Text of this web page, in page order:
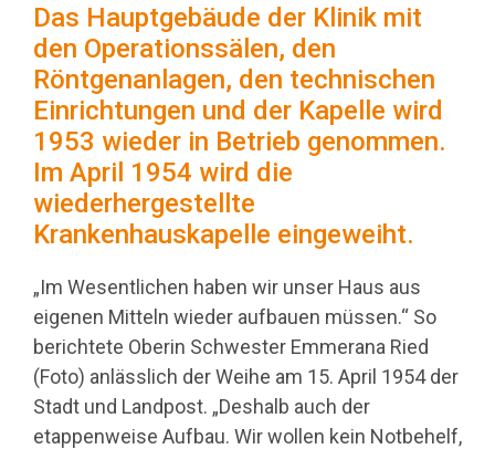
Das Hauptgebäude der Klinik mit
den Operationssälen, den
Röntgenanlagen, den technischen
Einrichtungen und der Kapelle wird
1953 wieder in Betrieb genommen.
Im April 1954 wird die
wiederhergestellte
Krankenhauskapelle eingeweiht.
„Im Wesentlichen haben wir unser Haus aus
eigenen Mitteln wieder aufbauen müssen.“ So
berichtete Oberin Schwester Emmerana Ried
(Foto) anlässlich der Weihe am 15. April 1954 der
Stadt und Landpost. „Deshalb auch der
etappenweise Aufbau. Wir wollen kein Notbehelf,